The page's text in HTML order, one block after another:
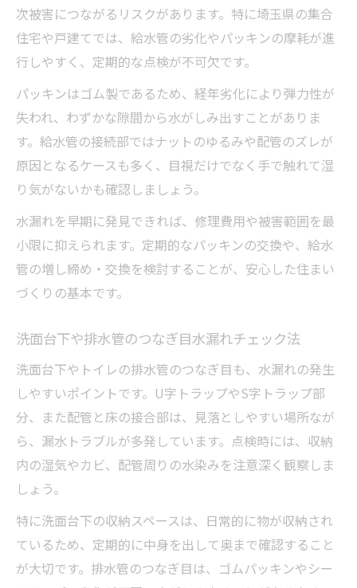
次被害につながるリスクがあります。特に埼玉県の集合
住宅や戸建てでは、給水管の劣化やパッキンの摩耗が進
行しやすく、定期的な点検が不可欠です。
パッキンはゴム製であるため、経年劣化により弾力性が
失われ、わずかな隙間から水がしみ出すことがありま
す。給水管の接続部ではナットのゆるみや配管のズレが
原因となるケースも多く、目視だけでなく手で触れて湿
り気がないかも確認しましょう。
水漏れを早期に発見できれば、修理費用や被害範囲を最
小限に抑えられます。定期的なパッキンの交換や、給水
管の増し締め・交換を検討することが、安心した住まい
づくりの基本です。
洗面台下や排水管のつなぎ目水漏れチェック法
洗面台下やトイレの排水管のつなぎ目も、水漏れの発生
しやすいポイントです。U字トラップやS字トラップ部
分、また配管と床の接合部は、見落としやすい場所なが
ら、漏水トラブルが多発しています。点検時には、収納
内の湿気やカビ、配管周りの水染みを注意深く観察しま
しょう。
特に洗面台下の収納スペースは、日常的に物が収納され
ているため、定期的に中身を出して奥まで確認すること
が大切です。排水管のつなぎ目は、ゴムパッキンやシー